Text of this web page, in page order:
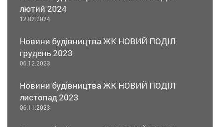
лютий 2024
12.02.2024
Новини будівництва ЖК НОВИЙ ПОДІЛ
грудень 2023
06.12.2023
Новини будівництва ЖК НОВИЙ ПОДІЛ
листопад 2023
06.11.2023